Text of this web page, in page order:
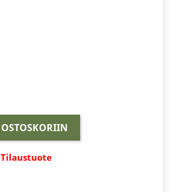
OSTOSKORIIN
Tilaustuote